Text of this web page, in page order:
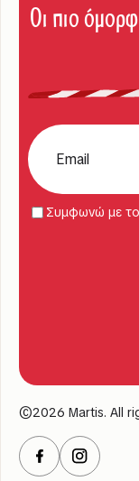
Οι πιο
Συμφωνώ με
©2026 Martis. All